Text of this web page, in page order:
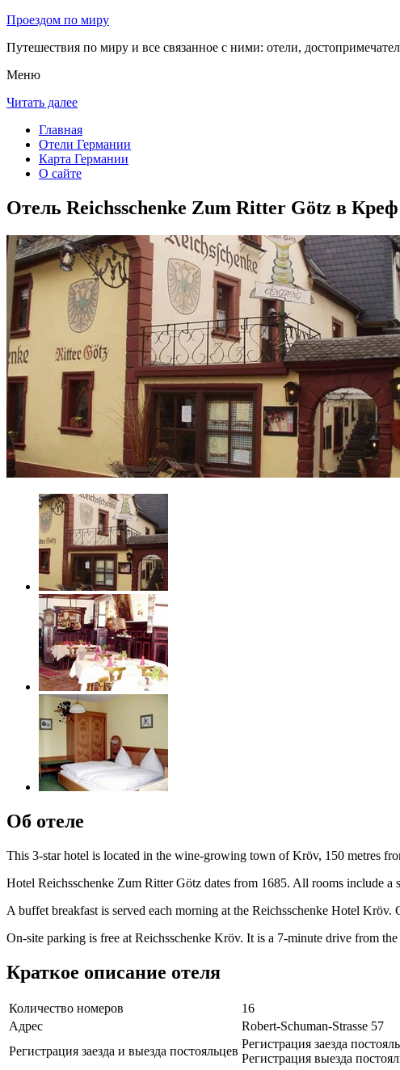
Проездом по миру
Путешествия по миру и все связанное с ними: отели,
Меню
Читать далее
Главная
Отели Германии
Карта Германии
О сайте
Отель Reichsschenke Zum Ritter Götz в Креф
Об отеле
This 3-star hotel is located in the wine-growing town of Kröv, 150 metres
Hotel Reichsschenke Zum Ritter Götz dates from 1685. All rooms include a
A buffet breakfast is served each morning at the Reichsschenke Hotel
On-site parking is free at Reichsschenke Kröv. It is a 7-minute drive from
Краткое описание отеля
Количество номеров
16
Адрес
Robert-Schuman-Strasse 57
Регистрация заезда и выезда постояльцев
Регистрация заезда
Регистрация выезда